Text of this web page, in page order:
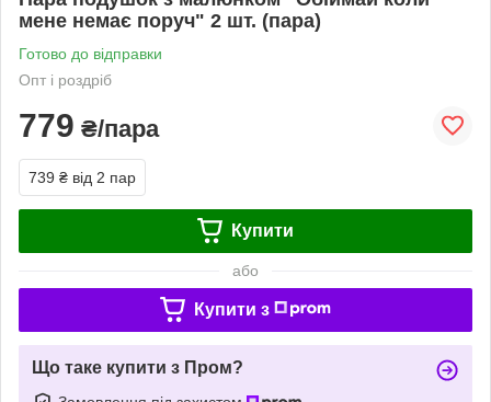
мене немає поруч" 2 шт. (пара)
Готово до відправки
Опт і роздріб
779 ₴/пара
739 ₴ від 2 пар
Купити
або
Купити з
Що таке купити з Пром?